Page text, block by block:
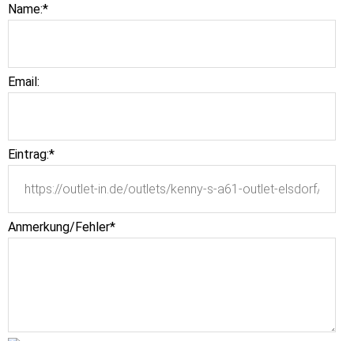
Name:*
Email:
Eintrag:*
Anmerkung/Fehler*